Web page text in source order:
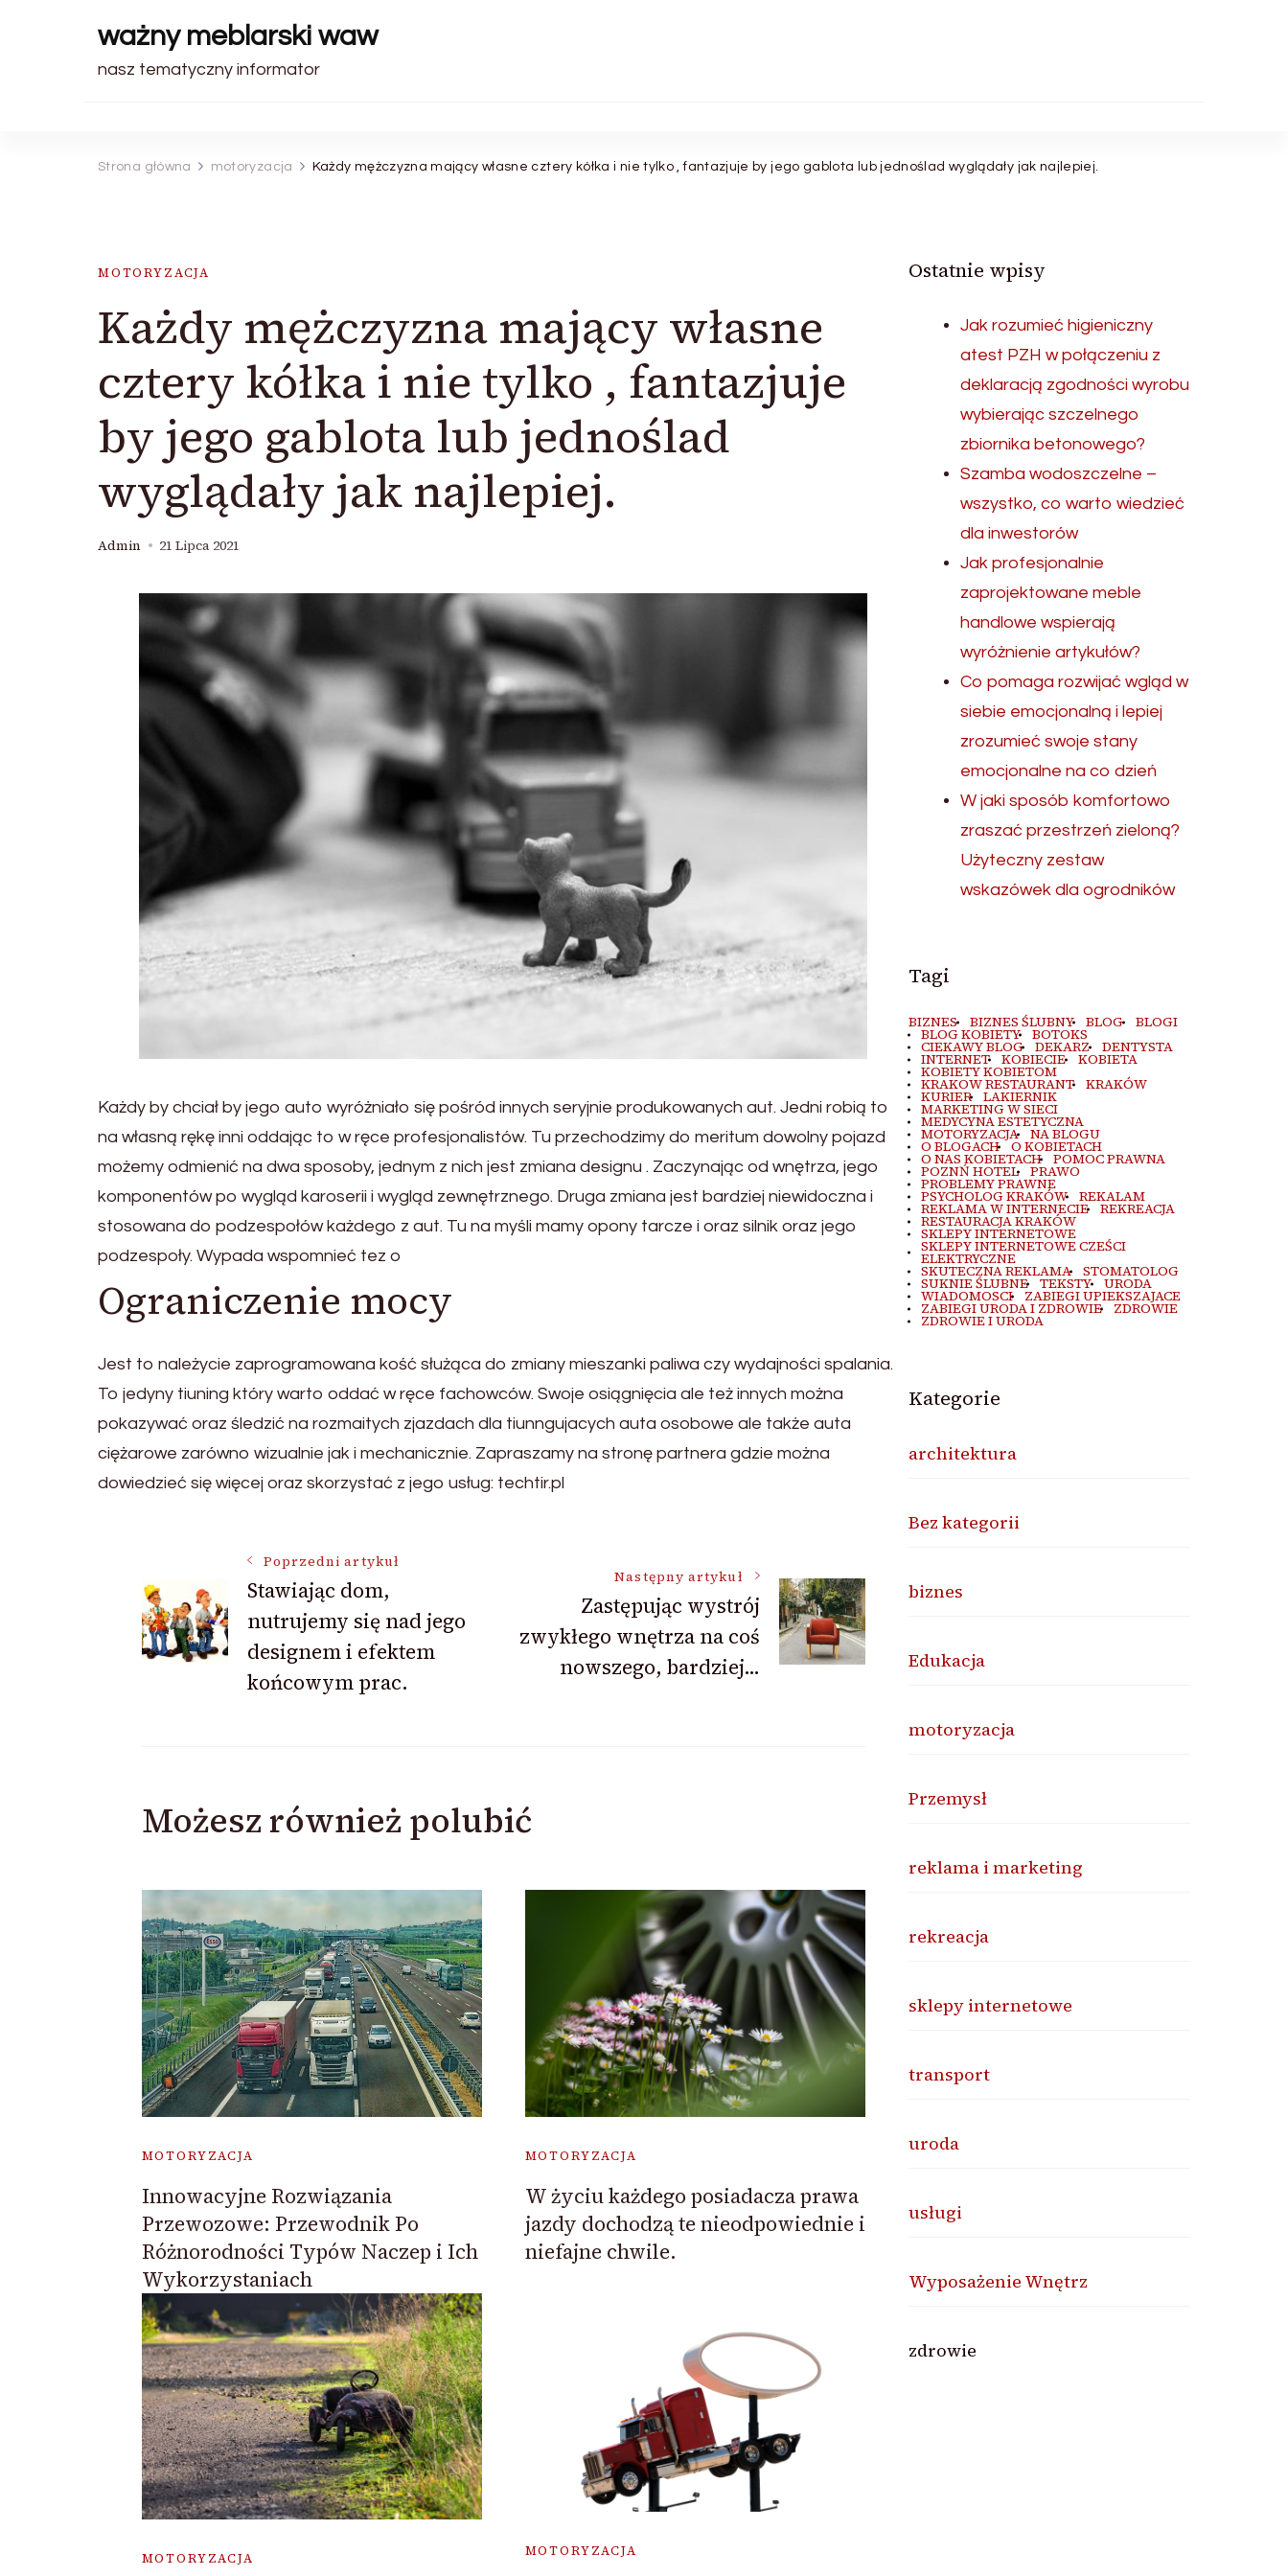
ważny meblarski waw
nasz tematyczny informator
Strona główna motoryzacja Każdy mężczyzna mający własne cztery kółka i nie tylko , fantazjuje by jego gablota lub jednoślad wyglądały jak najlepiej.
MOTORYZACJA
Każdy mężczyzna mający własne
cztery kółka i nie tylko , fantazjuje
by jego gablota lub jednoślad
wyglądały jak najlepiej.
Admin 21 Lipca 2021
Każdy by chciał by jego auto wyróżniało się pośród innych seryjnie produkowanych aut. Jedni robią to
na własną rękę inni oddając to w ręce profesjonalistów. Tu przechodzimy do meritum dowolny pojazd
możemy odmienić na dwa sposoby, jednym z nich jest zmiana designu . Zaczynając od wnętrza, jego
komponentów po wygląd karoserii i wygląd zewnętrznego. Druga zmiana jest bardziej niewidoczna i
stosowana do podzespołów każdego z aut. Tu na myśli mamy opony tarcze i oraz silnik oraz jego
podzespoły. Wypada wspomnieć tez o
Ograniczenie mocy
Jest to należycie zaprogramowana kość służąca do zmiany mieszanki paliwa czy wydajności spalania.
To jedyny tiuning który warto oddać w ręce fachowców. Swoje osiągnięcia ale też innych można
pokazywać oraz śledzić na rozmaitych zjazdach dla tiunngujacych auta osobowe ale także auta
ciężarowe zarówno wizualnie jak i mechanicznie. Zapraszamy na stronę partnera gdzie można
dowiedzieć się więcej oraz skorzystać z jego usług: techtir.pl
Nawigacja
wpisu
Poprzedni artykuł
Stawiając dom,
nutrujemy się nad jego
designem i efektem
końcowym prac.
Następny artykuł
Zastępując wystrój
zwykłego wnętrza na coś
nowszego, bardziej…
Możesz również polubić
MOTORYZACJA
Innowacyjne Rozwiązania
Przewozowe: Przewodnik Po
Różnorodności Typów Naczep i Ich
Wykorzystaniach
MOTORYZACJA
W życiu każdego posiadacza prawa
jazdy dochodzą te nieodpowiednie i
niefajne chwile.
MOTORYZACJA MOTORYZACJA
Ostatnie wpisy
Jak rozumieć higieniczny
atest PZH w połączeniu z
deklaracją zgodności wyrobu
wybierając szczelnego
zbiornika betonowego?
Szamba wodoszczelne –
wszystko, co warto wiedzieć
dla inwestorów
Jak profesjonalnie
zaprojektowane meble
handlowe wspierają
wyróżnienie artykułów?
Co pomaga rozwijać wgląd w
siebie emocjonalną i lepiej
zrozumieć swoje stany
emocjonalne na co dzień
W jaki sposób komfortowo
zraszać przestrzeń zieloną?
Użyteczny zestaw
wskazówek dla ogrodników
Tagi
BIZNES BIZNES ŚLUBNY BLOG BLOGI
BLOG KOBIETY BOTOKS
CIEKAWY BLOG DEKARZ DENTYSTA
INTERNET KOBIECIE KOBIETA
KOBIETY KOBIETOM
KRAKOW RESTAURANT KRAKÓW
KURIER LAKIERNIK
MARKETING W SIECI
MEDYCYNA ESTETYCZNA
MOTORYZACJA NA BLOGU
O BLOGACH O KOBIETACH
O NAS KOBIETACH POMOC PRAWNA
POZNŃ HOTEL PRAWO
PROBLEMY PRAWNE
PSYCHOLOG KRAKÓW REKALAM
REKLAMA W INTERNECIE REKREACJA
RESTAURACJA KRAKÓW
SKLEPY INTERNETOWE
SKLEPY INTERNETOWE CZEŚCI
ELEKTRYCZNE
SKUTECZNA REKLAMA STOMATOLOG
SUKNIE ŚLUBNE TEKSTY URODA
WIADOMOSCI ZABIEGI UPIEKSZAJACE
ZABIEGI URODA I ZDROWIE ZDROWIE
ZDROWIE I URODA
Kategorie
architektura
Bez kategorii
biznes
Edukacja
motoryzacja
Przemysł
reklama i marketing
rekreacja
sklepy internetowe
transport
uroda
usługi
Wyposażenie Wnętrz
zdrowie